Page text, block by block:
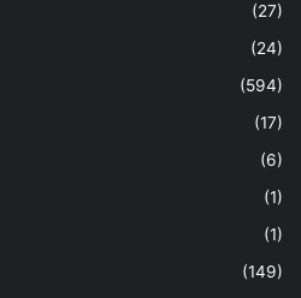
(27)
(24)
(594)
(17)
(6)
(1)
(1)
(149)